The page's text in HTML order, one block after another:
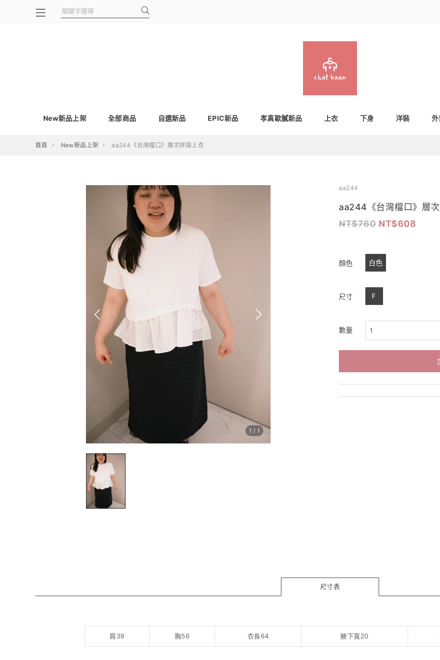
New新品上架 全部商品 自選新品 EPIC新品 孝真歐膩新品 上衣 下身 洋裝 外
首頁 New新品上架 aa244《台灣檔口》層次拼接上衣
1 / 1
aa244
aa244《台灣檔口》層
760
608
顏色 白色
尺寸 F
數量
尺寸表
肩39 胸56 衣長64 腋下寬20